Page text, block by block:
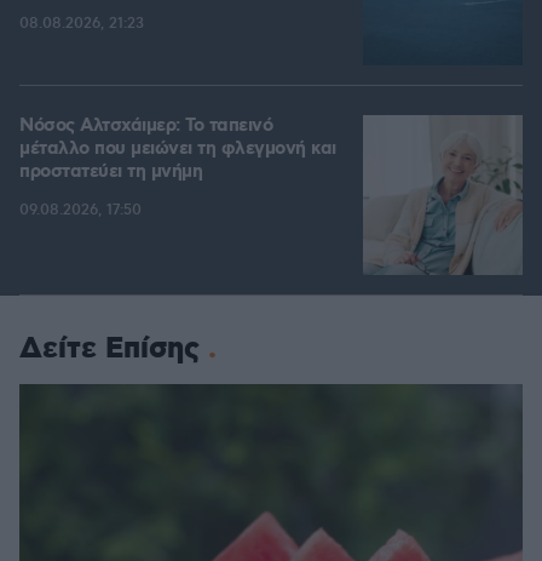
08.08.2026, 21:23
Νόσος Αλτσχάιμερ: Το ταπεινό
μέταλλο που μειώνει τη φλεγμονή και
προστατεύει τη μνήμη
09.08.2026, 17:50
Δείτε Επίσης